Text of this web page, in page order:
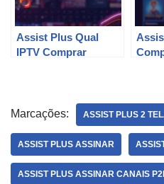
Assist Plus Qual
IPTV Comprar
Marcações: ASSIST PLUS 2
ASSIST PLUS ASSINAR
ASSIST PLUS ASSINAR CANAIS